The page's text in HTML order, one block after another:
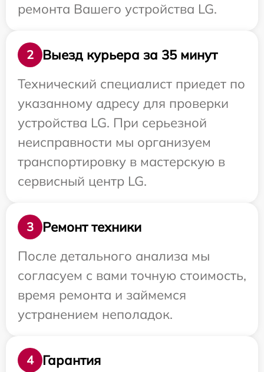
ремонта Вашего устройства LG.
2
Выезд курьера за 35 минут
Технический специалист приедет по
указанному адресу для проверки
устройства LG. При серьезной
неисправности мы организуем
транспортировку в мастерскую в
сервисный центр LG.
3
Ремонт техники
После детального анализа мы
согласуем с вами точную стоимость,
время ремонта и займемся
устранением неполадок.
4 Гарантия